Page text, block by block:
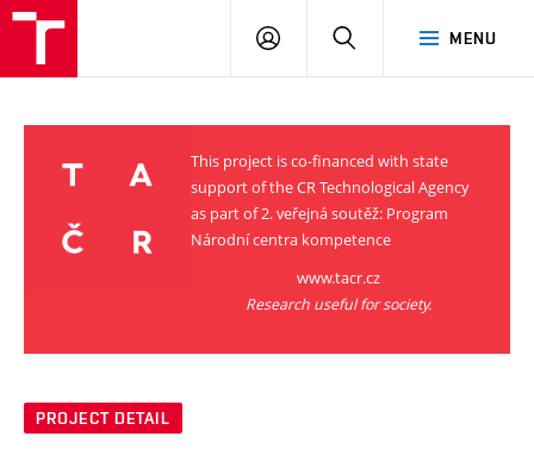
MENU
LOG
SEARCH
This project is co-financed with state
support of the CR Technological Agency
as part of 2. veřejná soutěž: Program
Národní centra kompetence
www.tacr.cz
Research useful for society.
PROJECT DETAIL